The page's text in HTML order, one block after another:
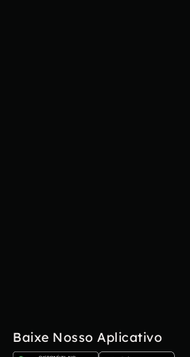
Baixe Nosso Aplicativo